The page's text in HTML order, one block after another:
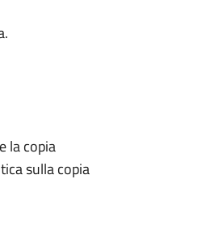
la copia
sulla copia